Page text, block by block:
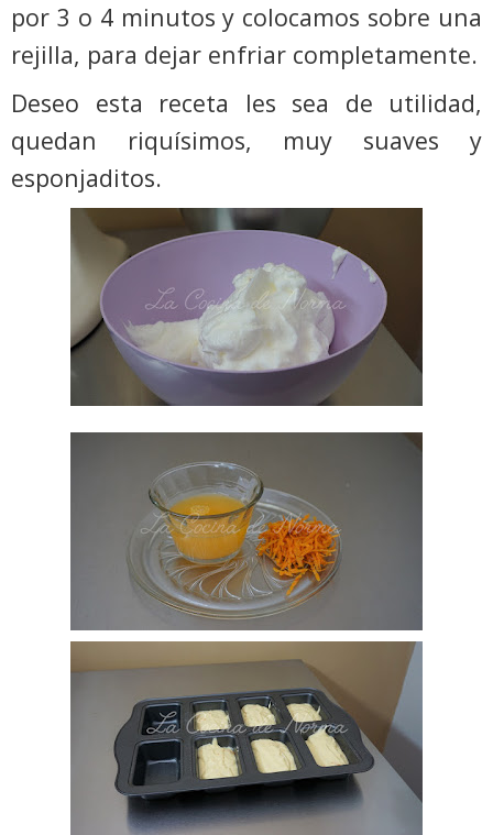
por 3 o 4 minutos y colocamos sobre una
rejilla, para dejar enfriar completamente.
Deseo esta receta les sea de utilidad,
quedan riquísimos, muy suaves y
esponjaditos.